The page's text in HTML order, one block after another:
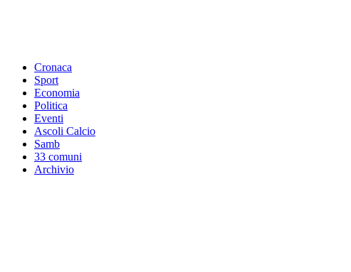
Cronaca
Sport
Economia
Politica
Eventi
Ascoli Calcio
Samb
33 comuni
Archivio